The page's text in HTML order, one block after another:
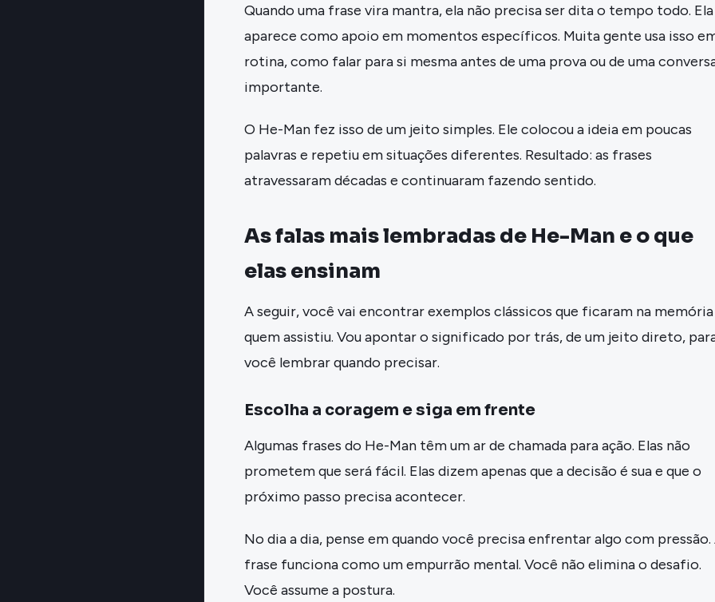
Quando uma frase vira mantra, ela não precisa ser dita o tempo todo. Ela
aparece como apoio em momentos específicos. Muita gente usa isso
rotina, como falar para si mesma antes de uma prova ou de uma
importante.
O He-Man fez isso de um jeito simples. Ele colocou a ideia em poucas
palavras e repetiu em situações diferentes. Resultado: as frases
atravessaram décadas e continuaram fazendo sentido.
As falas mais lembradas de He-Man e o que
elas ensinam
A seguir, você vai encontrar exemplos clássicos que ficaram na
quem assistiu. Vou apontar o significado por trás, de um jeito direto,
você lembrar quando precisar.
Escolha a coragem e siga em frente
Algumas frases do He-Man têm um ar de chamada para ação. Elas não
prometem que será fácil. Elas dizem apenas que a decisão é sua e que o
próximo passo precisa acontecer.
No dia a dia, pense em quando você precisa enfrentar algo com pressão.
frase funciona como um empurrão mental. Você não elimina o desafio.
Você assume a postura.